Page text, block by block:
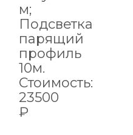
м;
Подсветка
парящий
профиль
10м.
Стоимость:
23500
₽